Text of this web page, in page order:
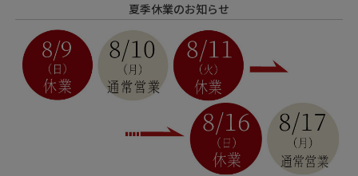
夏季休業のお知らせ